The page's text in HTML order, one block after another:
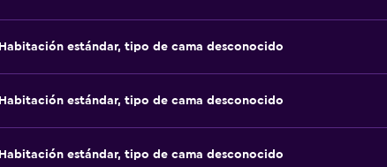
Habitación estándar, tipo de cama desconocido
Habitación estándar, tipo de cama desconocido
Habitación estándar, tipo de cama desconocido